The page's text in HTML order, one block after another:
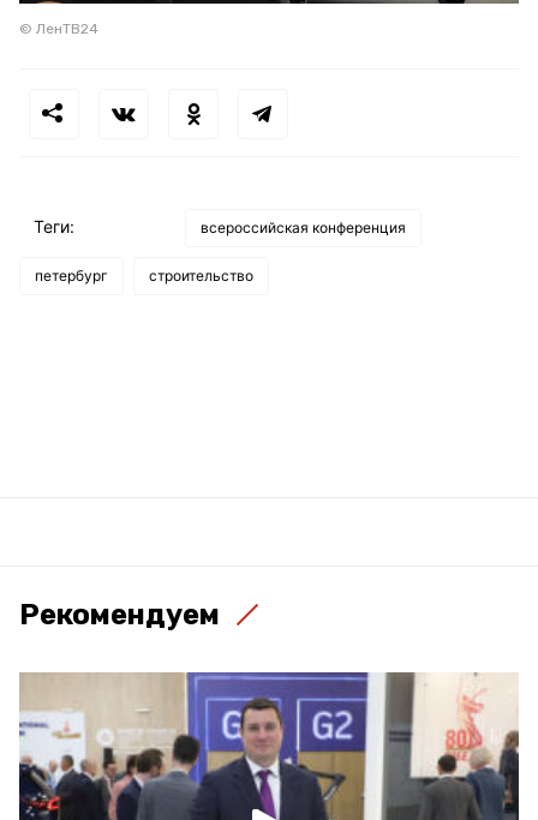
© ЛенТВ24
Теги: всероссийская конференция
петербург строительство
Рекомендуем